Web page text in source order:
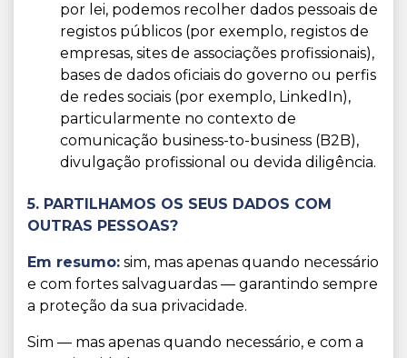
por lei, podemos recolher dados pessoais de
registos públicos (por exemplo, registos de
empresas, sites de associações profissionais),
bases de dados oficiais do governo ou perfis
de redes sociais (por exemplo, LinkedIn),
particularmente no contexto de
comunicação business-to-business (B2B),
divulgação profissional ou devida diligência.
5. PARTILHAMOS OS SEUS DADOS COM
OUTRAS PESSOAS?
Em resumo: sim, mas apenas quando necessário
e com fortes salvaguardas — garantindo sempre
a proteção da sua privacidade.
Sim — mas apenas quando necessário, e com a